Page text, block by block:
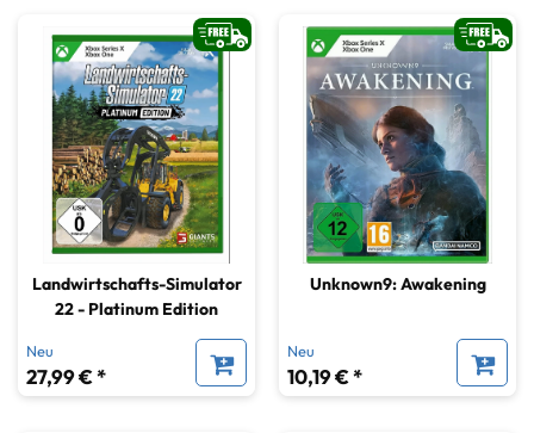
Landwirtschafts-Simulator
22 - Platinum Edition
Neu
27,99 € *
Unknown9: Awakening
Neu
10,19 € *